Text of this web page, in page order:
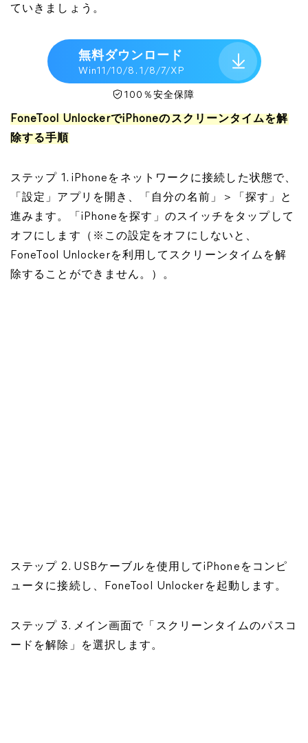
ていきましょう。
無料ダウンロード
Win11/10/8. 1/8/7/XP
100％安全保障
FoneTool UnlockerでiPhoneのスクリーンタイムを解
除する手順
ステップ 1. iPhoneをネットワークに接続した状態で、
「設定」アプリを開き、「自分の名前」＞「探す」と
進みます。「iPhoneを探す」のスイッチをタップして
オフにします（※この設定をオフにしないと、
FoneTool Unlockerを利用してスクリーンタイムを解
除することができません。）。
ステップ 2. USBケーブルを使用してiPhoneをコンピ
ュータに接続し、FoneTool Unlockerを起動します。
ステップ 3. メイン画面で「スクリーンタイムのパスコ
ードを解除」を選択します。